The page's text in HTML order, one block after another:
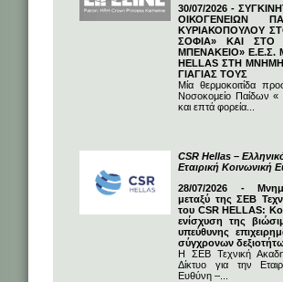
30/07/2026 -
ΟΙΚΟΓΕΝΕΙΩΝ
ΚΥΡΙΑΚΟΠΟΥΛΟΥ
ΣΟΦΙΑ» ΚΑΙ ΣΤΟ
ΜΠΕΝΑΚΕΙΟ» Ε.Ε.Σ.
HELLAS ΣΤΗ
ΓΙΑΓΙΑΣ ΤΟΥΣ
Μία θερμοκοιτίδα
Νοσοκομείο Παίδων
και επτά φορεία...
CSR Hellas –
Εταιρική Κοινωνική
28/07/2026 -
μεταξύ της ΣΕΒ
του CSR HELLAS:
ενίσχυση της
υπεύθυνης
σύγχρονων
Η ΣΕΒ Τεχνική
Δίκτυο για την
Ευθύνη –...